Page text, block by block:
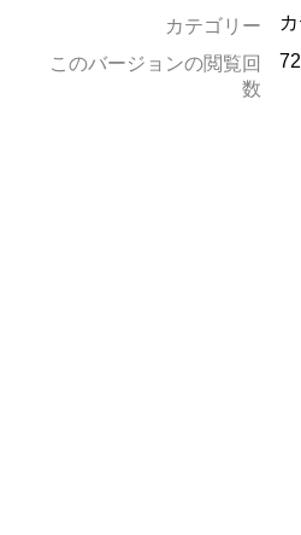
カテゴリー
このバージョンの閲覧回
数
72